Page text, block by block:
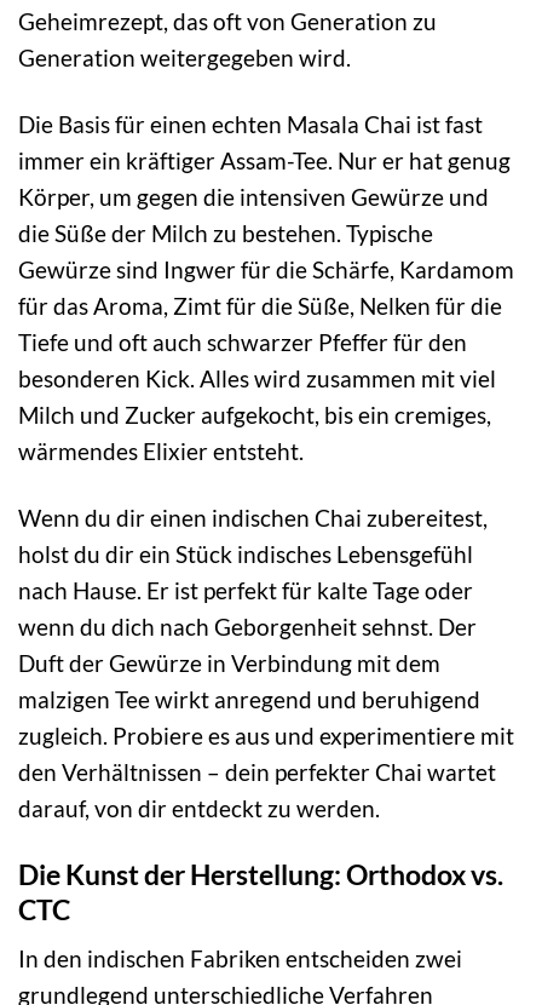
Geheimrezept, das oft von Generation zu
Generation weitergegeben wird.
Die Basis für einen echten Masala Chai ist fast
immer ein kräftiger Assam-Tee. Nur er hat genug
Körper, um gegen die intensiven Gewürze und
die Süße der Milch zu bestehen. Typische
Gewürze sind Ingwer für die Schärfe, Kardamom
für das Aroma, Zimt für die Süße, Nelken für die
Tiefe und oft auch schwarzer Pfeffer für den
besonderen Kick. Alles wird zusammen mit viel
Milch und Zucker aufgekocht, bis ein cremiges,
wärmendes Elixier entsteht.
Wenn du dir einen indischen Chai zubereitest,
holst du dir ein Stück indisches Lebensgefühl
nach Hause. Er ist perfekt für kalte Tage oder
wenn du dich nach Geborgenheit sehnst. Der
Duft der Gewürze in Verbindung mit dem
malzigen Tee wirkt anregend und beruhigend
zugleich. Probiere es aus und experimentiere mit
den Verhältnissen – dein perfekter Chai wartet
darauf, von dir entdeckt zu werden.
Die Kunst der Herstellung: Orthodox vs.
CTC
In den indischen Fabriken entscheiden zwei
grundlegend unterschiedliche Verfahren